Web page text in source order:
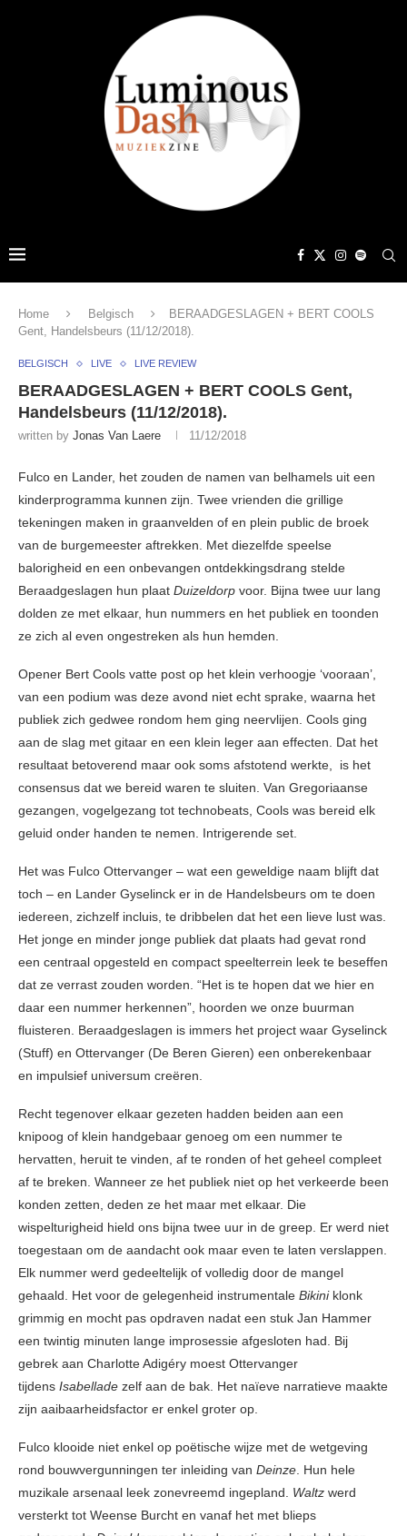
Home Belgisch
BERAADGESLAGEN + BERT COOLS
Gent, Handelsbeurs (11/12/2018).
BELGISCH LIVE LIVE REVIEW
BERAADGESLAGEN + BERT COOLS Gent,
Handelsbeurs (11/12/2018).
written by Jonas Van Laere 11/12/2018
Fulco en Lander, het zouden de namen van belhamels uit een
kinderprogramma kunnen zijn. Twee vrienden die grillige
tekeningen maken in graanvelden of en plein public de broek
van de burgemeester aftrekken. Met diezelfde speelse
balorigheid en een onbevangen ontdekkingsdrang stelde
Beraadgeslagen hun plaat Duizeldorp voor. Bijna twee uur lang
dolden ze met elkaar, hun nummers en het publiek en toonden
ze zich al even ongestreken als hun hemden.
Opener Bert Cools vatte post op het klein verhoogje ‘vooraan’,
van een podium was deze avond niet echt sprake, waarna het
publiek zich gedwee rondom hem ging neervlijen. Cools ging
aan de slag met gitaar en een klein leger aan effecten. Dat het
resultaat betoverend maar ook soms afstotend werkte, is het
consensus dat we bereid waren te sluiten. Van Gregoriaanse
gezangen, vogelgezang tot technobeats, Cools was bereid elk
geluid onder handen te nemen. Intrigerende set.
Het was Fulco Ottervanger – wat een geweldige naam blijft dat
toch – en Lander Gyselinck er in de Handelsbeurs om te doen
iedereen, zichzelf incluis, te dribbelen dat het een lieve lust was.
Het jonge en minder jonge publiek dat plaats had gevat rond
een centraal opgesteld en compact speelterrein leek te beseffen
dat ze verrast zouden worden. “Het is te hopen dat we hier en
daar een nummer herkennen”, hoorden we onze buurman
fluisteren. Beraadgeslagen is immers het project waar Gyselinck
(Stuff) en Ottervanger (De Beren Gieren) een onberekenbaar
en impulsief universum creëren.
Recht tegenover elkaar gezeten hadden beiden aan een
knipoog of klein handgebaar genoeg om een nummer te
hervatten, heruit te vinden, af te ronden of het geheel compleet
af te breken. Wanneer ze het publiek niet op het verkeerde been
konden zetten, deden ze het maar met elkaar. Die
wispelturigheid hield ons bijna twee uur in de greep. Er werd niet
toegestaan om de aandacht ook maar even te laten verslappen.
Elk nummer werd gedeeltelijk of volledig door de mangel
gehaald. Het voor de gelegenheid instrumentale Bikiniklonk
grimmig en mocht pas opdraven nadat een stuk Jan Hammer
een twintig minuten lange improsessie afgesloten had. Bij
gebrek aan Charlotte Adigéry moest Ottervanger
tijdens Isabellade zelf aan de bak. Het naïeve narratieve maakte
zijn aaibaarheidsfactor er enkel groter op.
Fulco klooide niet enkel op poëtische wijze met de wetgeving
rond bouwvergunningen ter inleiding van Deinze. Hun hele
muzikale arsenaal leek zonevreemd ingepland. Waltz werd
versterkt tot Weense Burcht en vanaf het met blieps